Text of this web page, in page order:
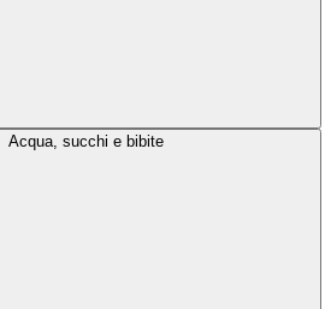
Acqua, succhi e bibite